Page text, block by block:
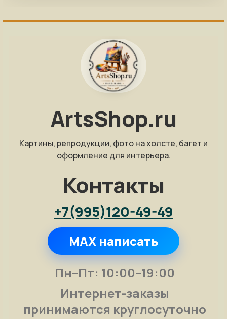
ArtsShop.ru
Картины, репродукции, фото на холсте, багет и
оформление для интерьера.
Контакты
+7(995)120-49-49
MAX написать
Пн–Пт: 10:00–19:00
Интернет-заказы
принимаются круглосуточно